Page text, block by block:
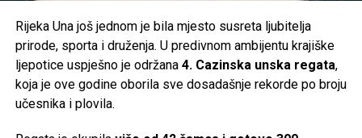
informacije mogu pomoći i drugim građanima da steknu
jasniju sliku o stanju na području Cazina.
Share Post
Share
Rijeka Una još jednom je bila mjesto susreta ljubitelja
prirode, sporta i druženja. U predivnom ambijentu krajiške
ljepotice uspješno je održana 4. Cazinska unska regata,
koja je ove godine oborila sve dosadašnje rekorde po broju
učesnika i plovila.